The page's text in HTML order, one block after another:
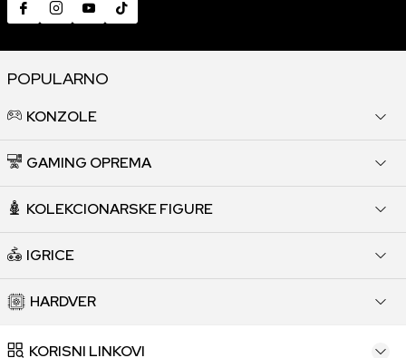
POPULARNO
KONZOLE
GAMING OPREMA
KOLEKCIONARSKE FIGURE
IGRICE
HARDVER
KORISNI LINKOVI